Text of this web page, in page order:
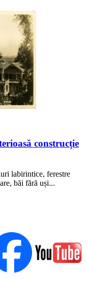
construcție
labirintice, ferestre
băi fără uși...